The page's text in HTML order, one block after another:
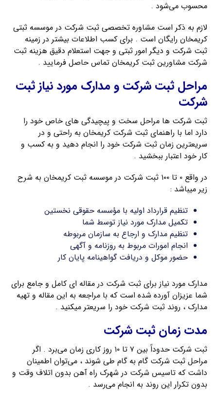
محسوب می‌شود .
لازم به ذکر است مشاوره تخصصی ثبت شرکت در موسسه ثبتی
کریمخان رایگان است . برای کسب اطلاعات بیشتر در زمینه
ثبت شرکت و دیگر امور ثبتی و جهت استعلام دقیق هزینه ثبت
شرکت مشاورین ثبت کریمخان تماس حاصل فرمایید .
مراحل ثبت شرکت و مدارک مورد نیاز ثبت
شرکت
ثبت شرکت ها مراحل سخت و پیچیدگی های خاص خود را
دارد اما با راهنمای ثبت شرکت کریمخان به راحتی و در
سریعترین زمان ثبت شرکت خود را انجام دهید و به کسب و
کار خود اعتبار ببخشید .
در واقع ۰ تا ۱۰۰ ثبت شرکت در موسسه ثبت کریمخان به شرح
زیر میباشد :
تنظیم قرارداد اولیه با مؤسسه حقوقی نخستین
تکمیل مدارک مورد نیاز توسط شما
تنظیم مدارک و ارجاع به سازمان مربوطه
انجام امورات مربوط به روزنامه و آگهی
حضور موکل و دریافت گواهینامه پایان کار
مدارک مورد نیاز برای ثبت شرکت در مقاله ای کامل و جامع برای
شما عزیزان آورده شده است که با مراجعه به این مقاله و تهیه
مدارک ، روند ثبت شرکت خود را سریعتر میکنید .
مدت زمان ثبت شرکت
ثبت شرکت حدوداً بین ۷ تا ۱۰ روز کاری زمان می‌برد . اگر
مراحل ثبت شرکت گام به گام طی شوند ، می‌توان اطمینان
داشت که تاسیس شرکت در شهرک راه آهن بدون اتلاف وقت و
بدون تکرار این روند به انجام می‌رسد .